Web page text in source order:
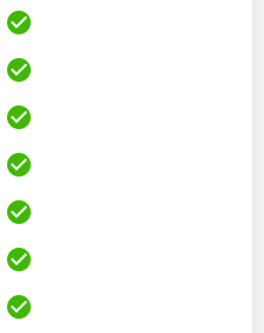
check_circle
check_circle
check_circle
check_circle
check_circle
check_circle
check_circle